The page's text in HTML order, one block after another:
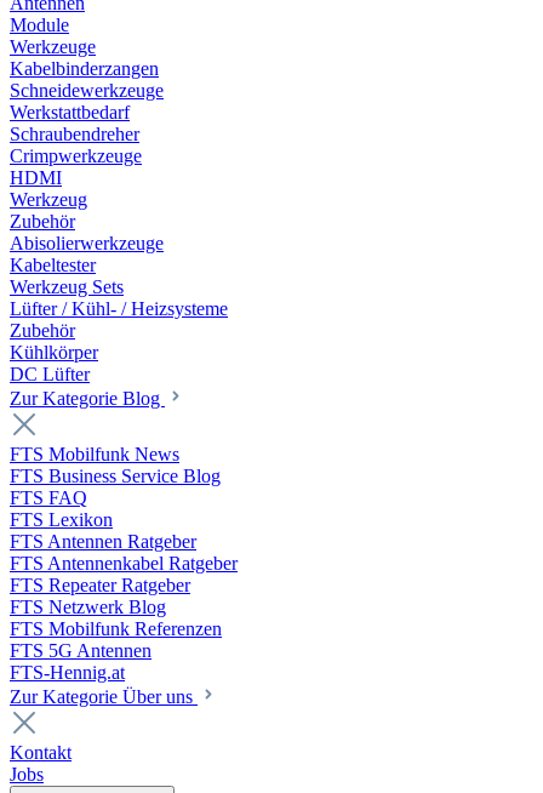
Module
Werkzeuge
Kabelbinderzangen
Schneidewerkzeuge
Werkstattbedarf
Schraubendreher
Crimpwerkzeuge
HDMI
Werkzeug
Zubehör
Abisolierwerkzeuge
Kabeltester
Werkzeug Sets
Lüfter / Kühl- / Heizsysteme
Zubehör
Kühlkörper
DC Lüfter
Zur Kategorie Blog
FTS Mobilfunk News
FTS Business Service Blog
FTS FAQ
FTS Lexikon
FTS Antennen Ratgeber
FTS Antennenkabel Ratgeber
FTS Repeater Ratgeber
FTS Netzwerk Blog
FTS Mobilfunk Referenzen
FTS 5G Antennen
FTS-Hennig.at
Zur Kategorie Über uns
Kontakt
Jobs